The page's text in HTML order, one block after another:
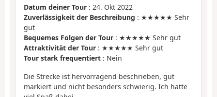
Datum deiner Tour : 24. Okt 2022
Zuverlässigkeit der Beschreibung : ★★★★★ Sehr
gut
Bequemes Folgen der Tour : ★★★★★ Sehr gut
Attraktivität der Tour : ★★★★★ Sehr gut
Tour stark frequentiert : Nein
Die Strecke ist hervorragend beschrieben, gut
markiert und nicht besonders schwierig. Ich hatte